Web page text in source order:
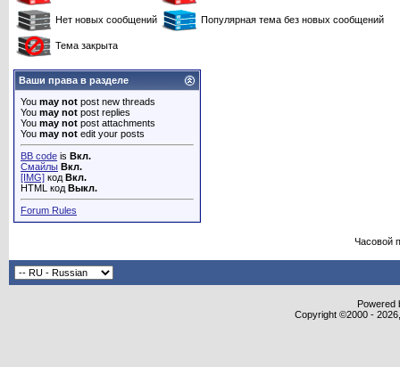
Нет новых сообщений Популярная тема без новых сообщений
Тема закрыта
Ваши права в разделе
You may not post new threads
You may not post replies
You may not post attachments
You may not edit your posts
BB code is Вкл.
Смайлы Вкл.
[IMG] код Вкл.
HTML код Выкл.
Forum Rules
Часовой
Powered
Copyright ©2000 -